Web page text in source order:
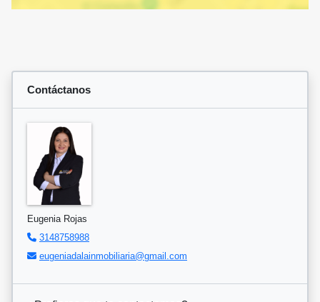
Contáctanos
Eugenia Rojas
3148758988
eugeniadalainmobiliaria@gmail.com